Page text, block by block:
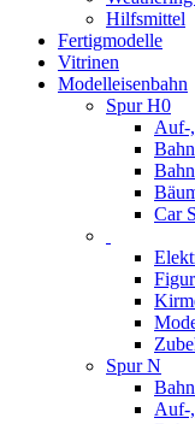
Hilfsmittel
Fertigmodelle
Vitrinen
Modelleisenbahn
Spur H0
Auf-
Car
Spur N
Auf-